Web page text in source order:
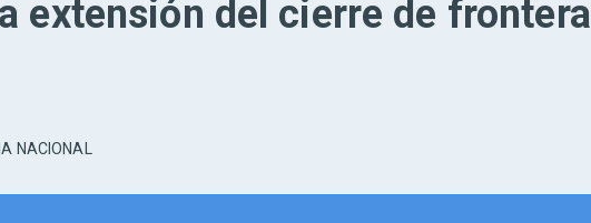
extensión del cierre de
NACIONAL